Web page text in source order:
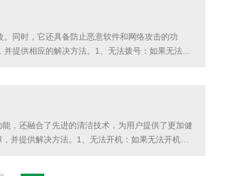
同时，它还具备防止恶意软件和网络攻击的功
提供相应的解决方法。1、无法拨号：如果无法进
，还融合了先进的清洁技术，为用户提供了更加健
并提供解决方法。1、无法开机：如果无法开机，